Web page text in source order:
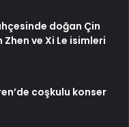
doğan Çin
ve Xi Le isimleri
coşkulu konser